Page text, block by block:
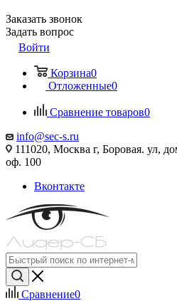
Заказать звонок
Задать вопрос
Войти
Корзина0
Отложенные0
Сравнение товаров0
info@sec-s.ru
111020, Москва г, Боровая. ул,
оф. 100
Вконтакте
Сравнение0